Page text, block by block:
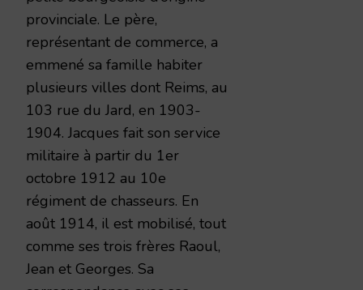
provinciale. Le père,
représentant de commerce, a
emmené sa famille habiter
plusieurs villes dont Reims, au
103 rue du Jard, en 1903-
1904. Jacques fait son service
militaire à partir du 1er
octobre 1912 au 10e
régiment de chasseurs. En
août 1914, il est mobilisé, tout
comme ses trois frères Raoul,
Jean et Georges. Sa